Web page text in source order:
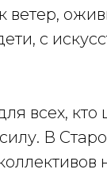
ветер,
с
всех, кто
В